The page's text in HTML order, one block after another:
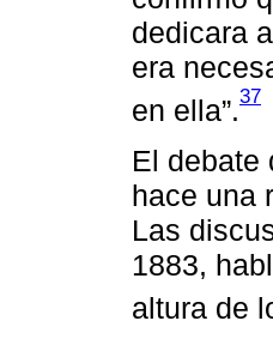
dedicara
era
en ella”.37
El debate
hace una
Las
1883,
altura de